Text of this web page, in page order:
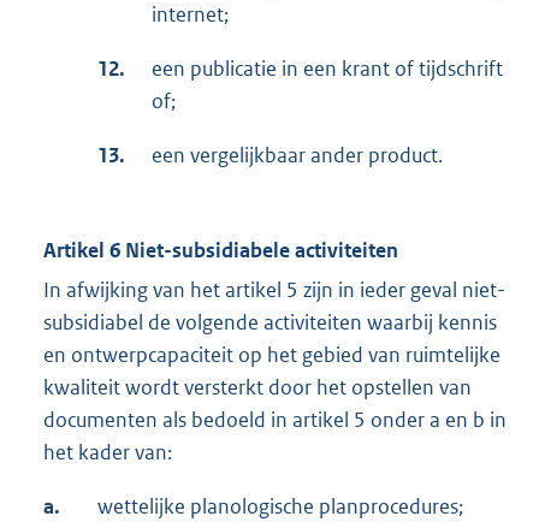
internet;
12.
een publicatie in een krant of tijdschrift
of;
13. een vergelijkbaar ander product.
Artikel 6 Niet-subsidiabele activiteiten
In afwijking van het artikel 5 zijn in ieder geval niet-
subsidiabel de volgende activiteiten waarbij kennis
en ontwerpcapaciteit op het gebied van ruimtelijke
kwaliteit wordt versterkt door het opstellen van
documenten als bedoeld in artikel 5 onder a en b in
het kader van:
a. wettelijke planologische planprocedures;